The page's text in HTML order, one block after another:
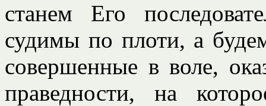
станем Его
судимы по плоти, а
совершенные в воле,
праведности, на